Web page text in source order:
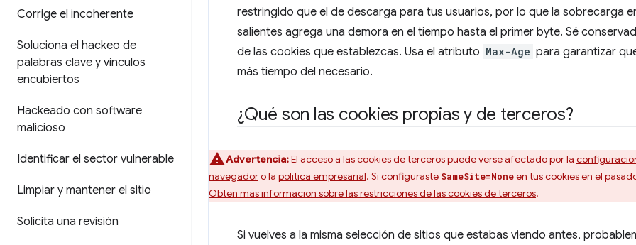
Corrige el incoherente
Soluciona el hackeo de
palabras clave y vínculos
encubiertos
Hackeado con software
malicioso
Identificar el sector vulnerable
Limpiar y mantener el sitio
Solicita una revisión
restringido que el de descarga para tus usuarios, por lo que la sobrecarga
salientes agrega una demora en el tiempo hasta el primer byte. Sé
de las cookies que establezcas. Usa el atributo Max-Age para garantizar
más tiempo del necesario.
¿Qué son las cookies propias y de terceros?
Advertencia:El acceso a las cookies de terceros puede verse afectado por la
navegadoro la política empresarial. Si configuraste SameSite=Noneen tus cookies en el
Obtén más información sobre las restricciones de las cookies de terceros.
Si vuelves a la misma selección de sitios que estabas viendo antes,